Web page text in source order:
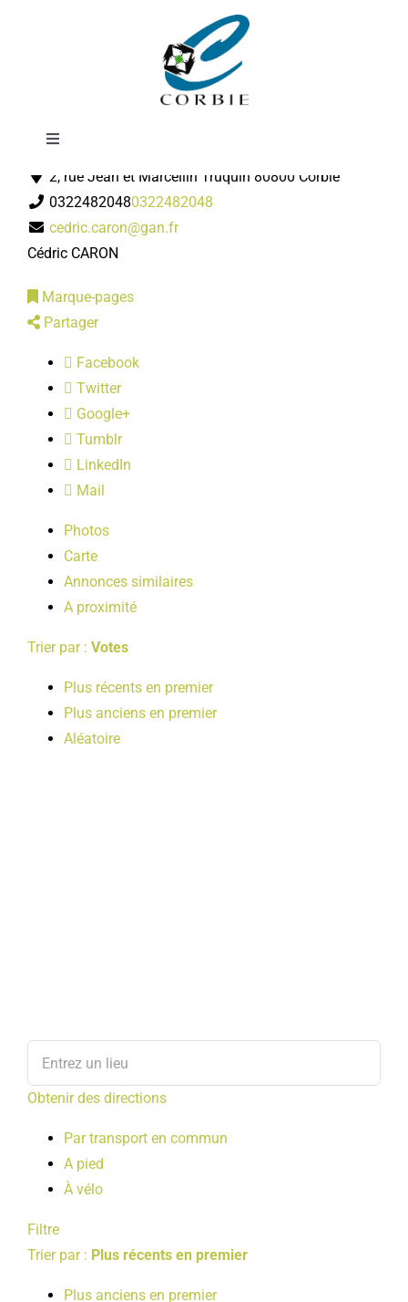
Toggle
Mairie
DÉMARCHES ADMINISTRATIVES
SERVICES MUNICIPAUX
PRATIQUE
PUBLICATIONS
GAN Assurances
2, rue Jean et Marcellin Truquin 80800 Corbie
03224820480322482048
cedric.caron@gan.fr
Cédric CARON
Marque-pages
Partager
Facebook
Twitter
Google+
Tumblr
LinkedIn
Mail
Photos
Carte
Annonces similaires
A proximité
Trier par : Votes
Plus récents en premier
Plus anciens en premier
Aléatoire
Obtenir des directions
Par transport en commun
A pied
À vélo
Filtre
Trier par : Plus récents en premier
Plus anciens en premier